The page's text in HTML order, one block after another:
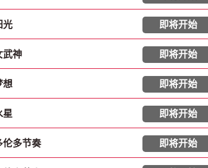
光 即将开始
武神 即将开始
想 即将开始
星 即将开始
伦多节奏 即将开始